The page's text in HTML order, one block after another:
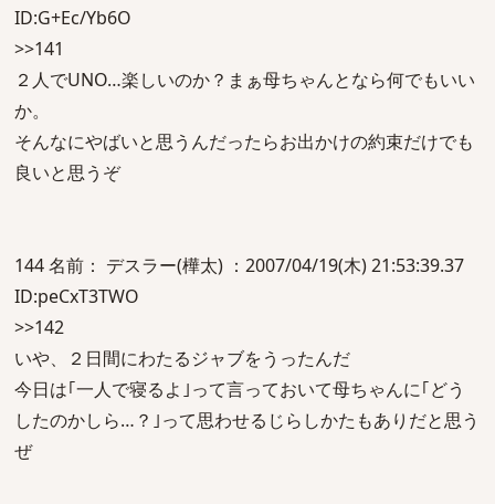
ID:G+Ec/Yb6O
>>141
２人でUNO…楽しいのか？まぁ母ちゃんとなら何でもいい
か。
そんなにやばいと思うんだったらお出かけの約束だけでも
良いと思うぞ
144 名前： デスラー(樺太) ：2007/04/19(木) 21:53:39.37
ID:peCxT3TWO
>>142
いや、２日間にわたるジャブをうったんだ
今日は｢一人で寝るよ｣って言っておいて母ちゃんに｢どう
したのかしら…？｣って思わせるじらしかたもありだと思う
ぜ